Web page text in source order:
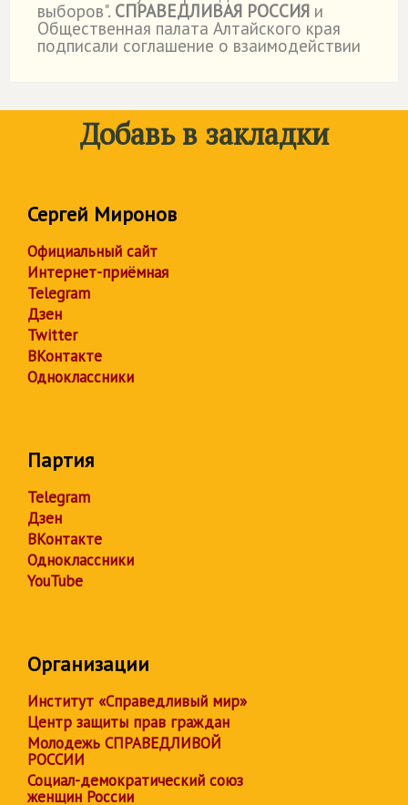
выборов". СПРАВЕДЛИВАЯ РОССИЯ и
Общественная палата Алтайского края
подписали соглашение о взаимодействии
Добавь в закладки
Сергей Миронов
Официальный сайт
Интернет-приёмная
Telegram
Дзен
Twitter
ВКонтакте
Одноклассники
Партия
Telegram
Дзен
ВКонтакте
Одноклассники
YouTube
Организации
Институт «Справедливый мир»
Центр защиты прав граждан
Молодежь СПРАВЕДЛИВОЙ
РОССИИ
Социал-демократический союз
женщин России